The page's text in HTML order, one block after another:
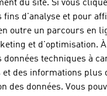
du site. Si vous
fins d'analyse et pour
outre un parcours en
et d'optimisation.
données techniques à
et des informations plus
des données. Vous